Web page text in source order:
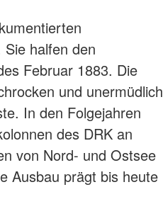
halfen den
Februar 1883. Die
und unermüdlich
In den Folgejahren
des DRK an
von Nord- und Ostsee
Ausbau prägt bis heute